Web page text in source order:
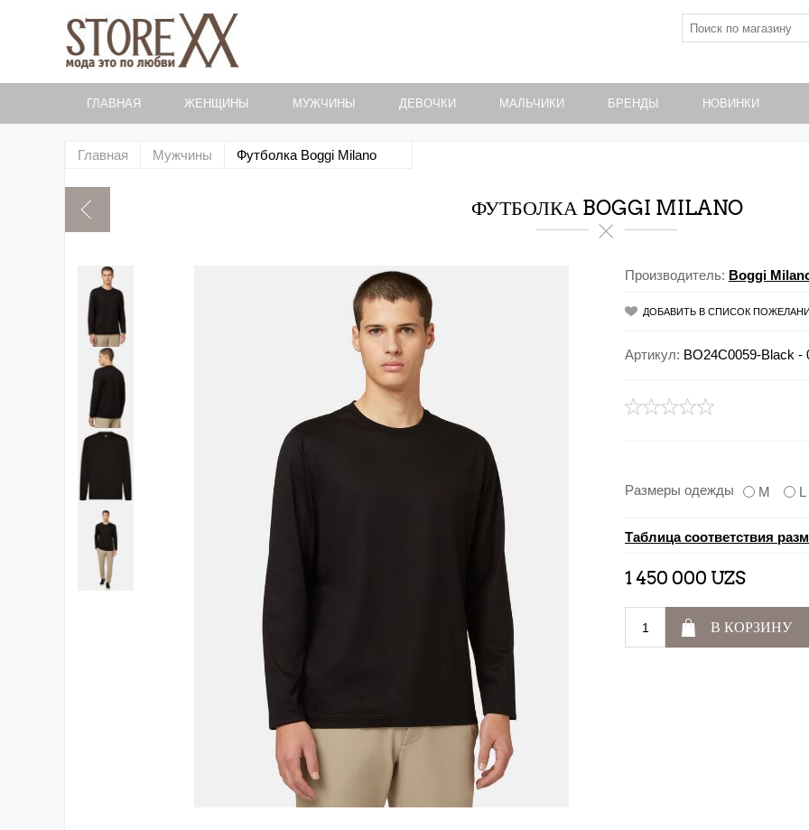
ГЛАВНАЯ ЖЕНЩИНЫ МУЖЧИНЫ ДЕВОЧКИ МАЛЬЧИКИ БРЕНДЫ НОВИНКИ
Главная Мужчины Футболка Boggi Milano
ФУТБОЛКА BOGGI MILANO
Производитель: Boggi
ДОБАВИТЬ В СПИСОК
Артикул: BO24C0059-Black -
Размеры одежды M L
Таблица соответствия
1 450 000 UZS
В КОРЗИНУ